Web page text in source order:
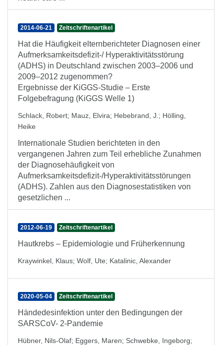
2014-06-21 Zeitschriftenartikel
Hat die Häufigkeit elternberichteter Diagnosen einer
Aufmerksamkeitsdefizit-/ Hyperaktivitätsstörung
(ADHS) in Deutschland zwischen 2003–2006 und
2009–2012 zugenommen?
Ergebnisse der KiGGS-Studie – Erste
Folgebefragung (KiGGS Welle 1)
Schlack, Robert; Mauz, Elvira; Hebebrand, J. ; Hölling,
Heike
Internationale Studien berichteten in den
vergangenen Jahren zum Teil erhebliche Zunahmen
der Diagnosehäufigkeit von
Aufmerksamkeitsdefizit-/Hyperaktivitätsstörungen
(ADHS). Zahlen aus den Diagnosestatistiken von
gesetzlichen ...
2012-06-19 Zeitschriftenartikel
Hautkrebs – Epidemiologie und Früherkennung
Kraywinkel, Klaus; Wolf, Ute; Katalinic, Alexander
2020-05-04 Zeitschriftenartikel
Händedesinfektion unter den Bedingungen der
SARSCoV- 2-Pandemie
Hübner, Nils-Olaf; Eggers, Maren; Schwebke, Ingeborg;